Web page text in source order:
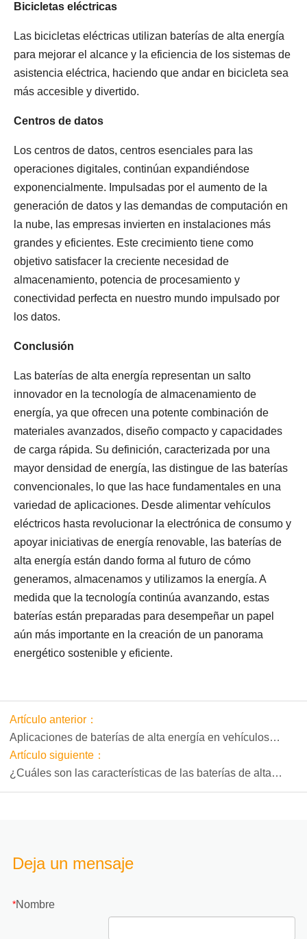
Bicicletas eléctricas
Las bicicletas eléctricas utilizan baterías de alta energía
para mejorar el alcance y la eficiencia de los sistemas de
asistencia eléctrica, haciendo que andar en bicicleta sea
más accesible y divertido.
Centros de datos
Los centros de datos, centros esenciales para las
operaciones digitales, continúan expandiéndose
exponencialmente. Impulsadas por el aumento de la
generación de datos y las demandas de computación en
la nube, las empresas invierten en instalaciones más
grandes y eficientes. Este crecimiento tiene como
objetivo satisfacer la creciente necesidad de
almacenamiento, potencia de procesamiento y
conectividad perfecta en nuestro mundo impulsado por
los datos.
Conclusión
Las baterías de alta energía representan un salto
innovador en la tecnología de almacenamiento de
energía, ya que ofrecen una potente combinación de
materiales avanzados, diseño compacto y capacidades
de carga rápida. Su definición, caracterizada por una
mayor densidad de energía, las distingue de las baterías
convencionales, lo que las hace fundamentales en una
variedad de aplicaciones. Desde alimentar vehículos
eléctricos hasta revolucionar la electrónica de consumo y
apoyar iniciativas de energía renovable, las baterías de
alta energía están dando forma al futuro de cómo
generamos, almacenamos y utilizamos la energía. A
medida que la tecnología continúa avanzando, estas
baterías están preparadas para desempeñar un papel
aún más importante en la creación de un panorama
energético sostenible y eficiente.
Artículo anterior：
Aplicaciones de baterías de alta energía en vehículos
eléctricos, teléfonos móviles y otros campos
Artículo siguiente：
¿Cuáles son las características de las baterías de alta
energía?
Deja un mensaje
*Nombre